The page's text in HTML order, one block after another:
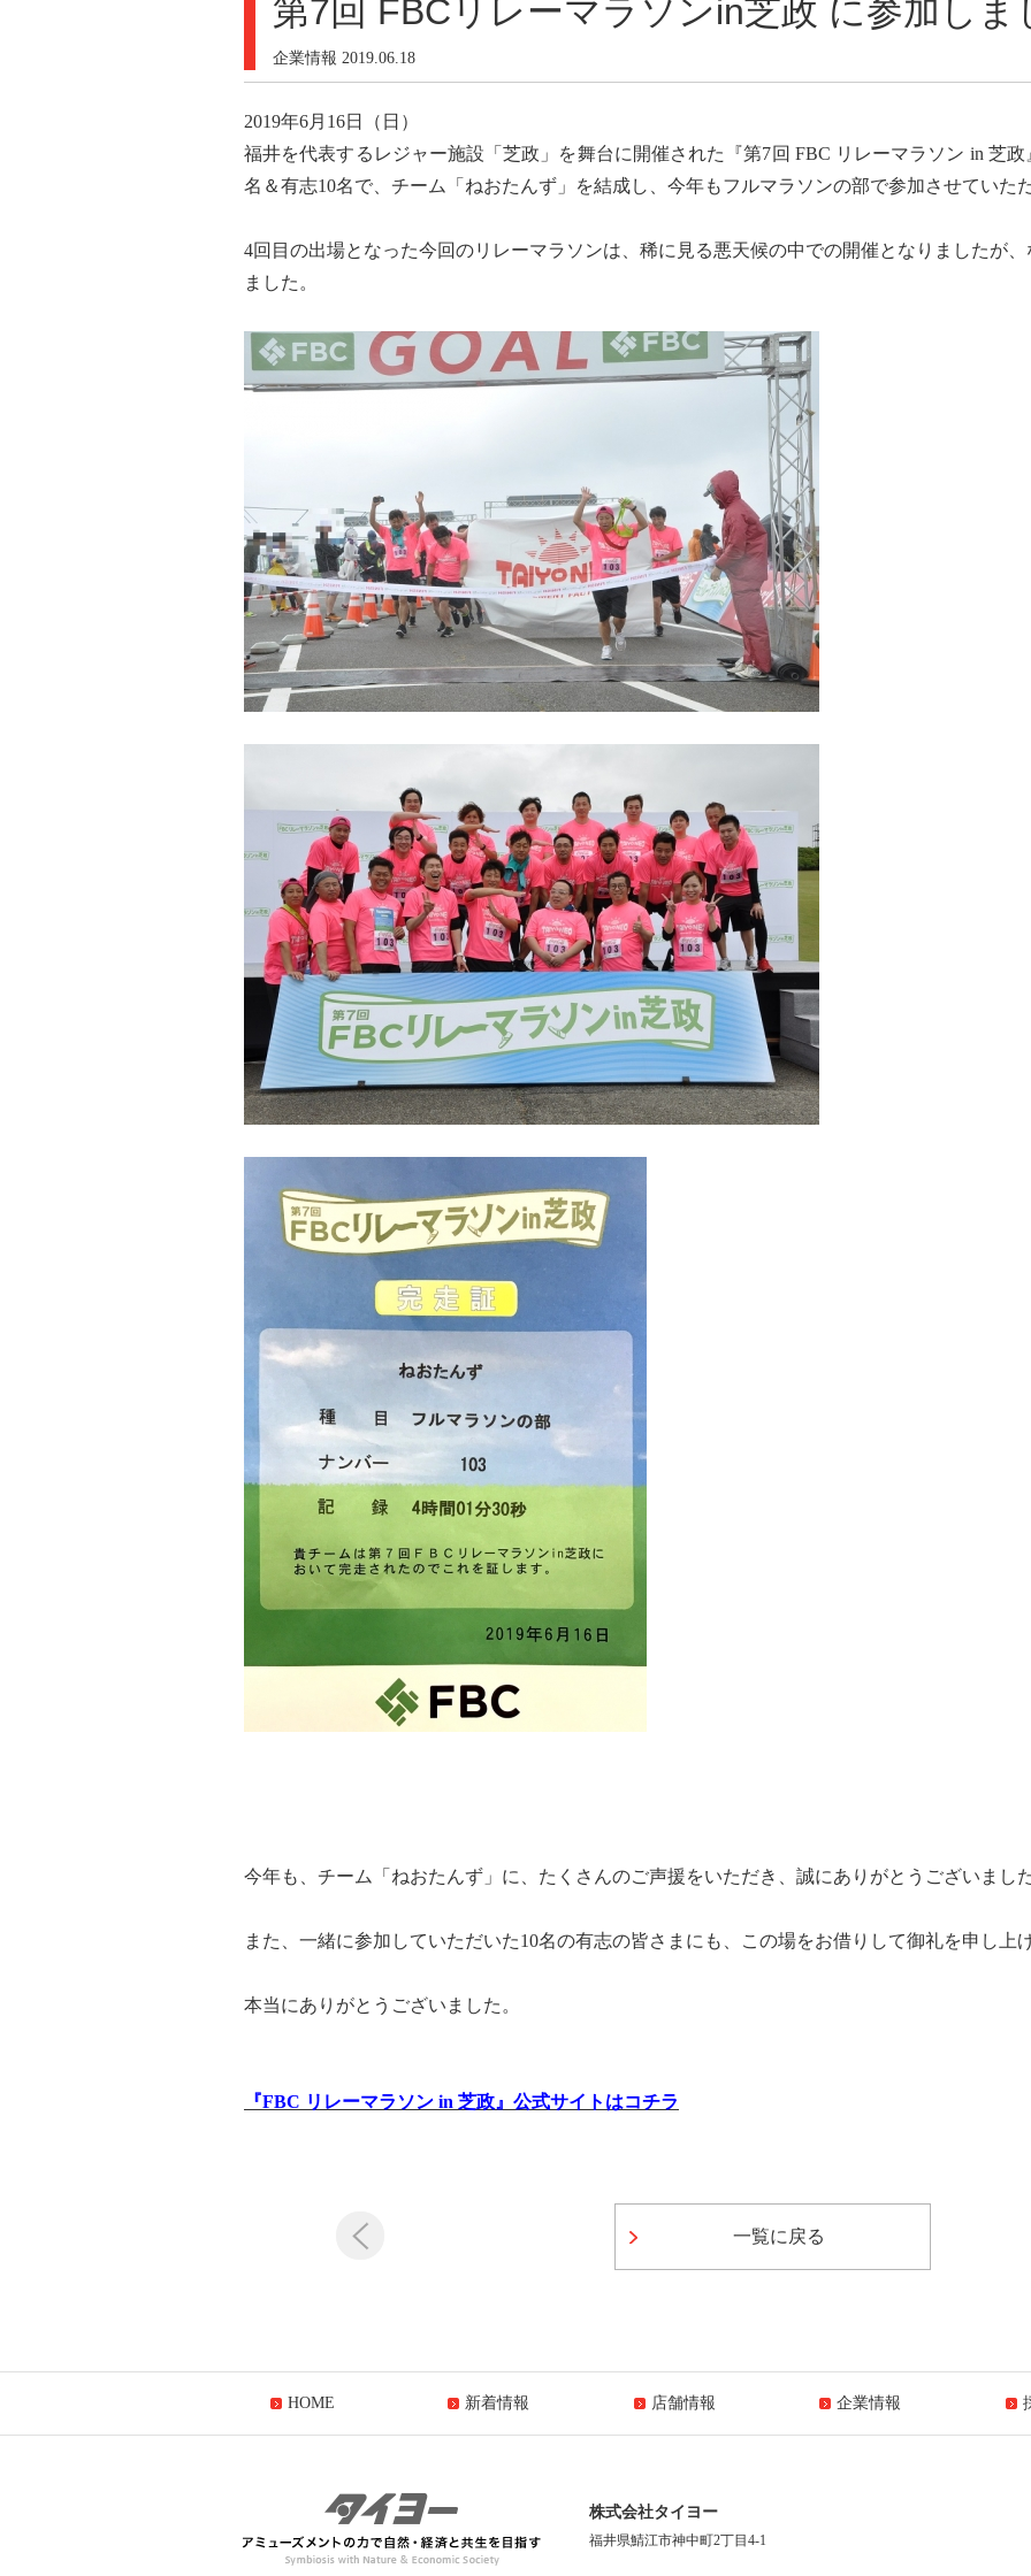
第7回 FBCリレーマラソンin芝政 に参加しま
企業情報 2019.06.18
2019年6月16日（日）
福井を代表するレジャー施設「芝政」を舞台に開催された『第7回 FBC リレーマラソン in 芝
名＆有志10名で、チーム「ねおたんず」を結成し、今年もフルマラソンの部で参加させていた
4回目の出場となった今回のリレーマラソンは、稀に見る悪天候の中での開催となりましたが
ました。
今年も、チーム「ねおたんず」に、たくさんのご声援をいただき、誠にありがとうございました
また、一緒に参加していただいた10名の有志の皆さまにも、この場をお借りして御礼を申し上げ
本当にありがとうございました。
『FBC リレーマラソン in 芝政』公式サイトはコチラ
一覧に戻る
HOME 新着情報 店舗情報 企業情報
株式会社タイヨー
福井県鯖江市神中町2丁目4-1